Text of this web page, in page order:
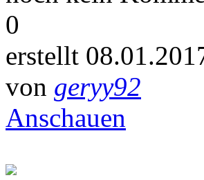
0
erstellt
von geryy92
Anschauen